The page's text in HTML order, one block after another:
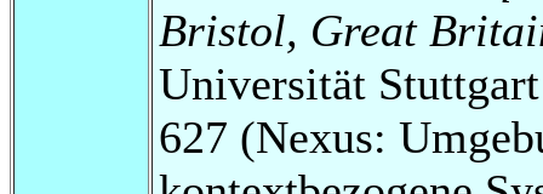
Bristol, Great
Universität
627 (Nexus: